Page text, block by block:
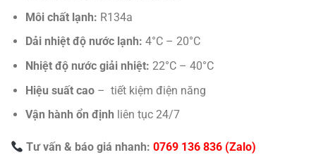
Môi chất lạnh: R134a
Dải nhiệt độ nước lạnh: 4°C – 20°C
Nhiệt độ nước giải nhiệt: 22°C – 40°C
Hiệu suất cao– tiết kiệm điện năng
Vận hành ổn định liên tục 24/7
Tư vấn & báo giá nhanh:0769 136 836 (Zalo)